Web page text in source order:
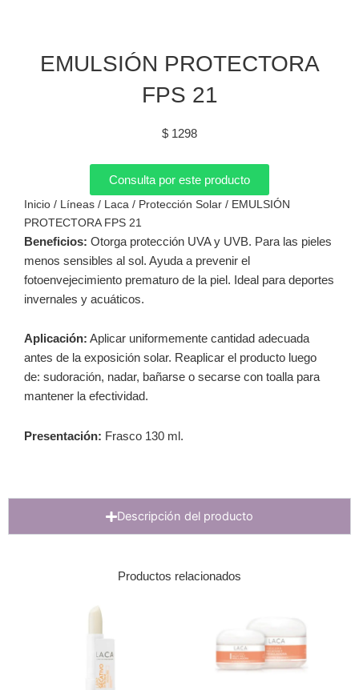
EMULSIÓN PROTECTORA
FPS 21
$ 1298
Consulta por este producto
Inicio / Líneas / Laca / Protección Solar / EMULSIÓN
PROTECTORA FPS 21
Beneficios: Otorga protección UVA y UVB. Para las pieles
menos sensibles al sol. Ayuda a prevenir el
fotoenvejecimiento prematuro de la piel. Ideal para deportes
invernales y acuáticos.
Aplicación: Aplicar uniformemente cantidad adecuada
antes de la exposición solar. Reaplicar el producto luego
de: sudoración, nadar, bañarse o secarse con toalla para
mantener la efectividad.
Presentación: Frasco 130 ml.
Descripción del producto
Productos relacionados